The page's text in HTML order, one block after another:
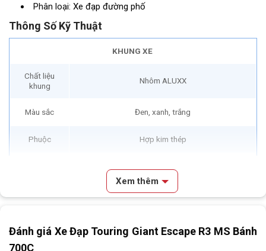
Review & Đánh Giá Xe Đạp Touring Giant Escape R3 MS Bánh
700C
Phân loại: Xe đạp đường phố
Thông Số Kỹ Thuật
KHUNG XE
Chất liệu
khung
Nhôm ALUXX
Màu sắc Đen, xanh, trắng
Phuộc Hợp kim thép
MicroSHIFT TS39 3 x 8
Phanh
Xem thêm
Đánh giá Xe Đạp Touring Giant Escape R3 MS Bánh
700C